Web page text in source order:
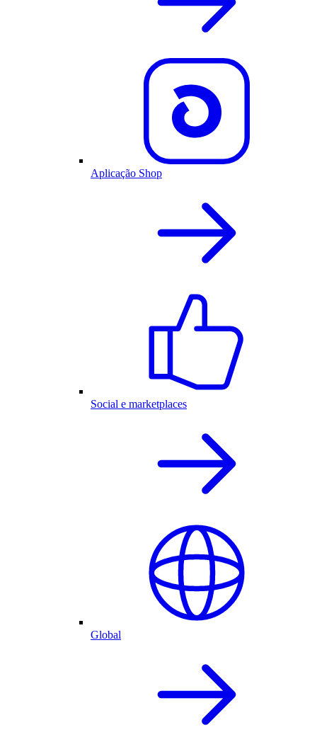
Aplicação Shop
Social e marketplaces
Global